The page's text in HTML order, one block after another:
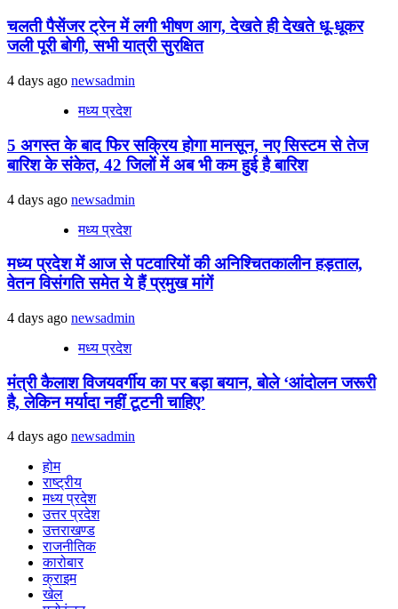
चलती पैसेंजर ट्रेन में लगी भीषण आग, देखते ही देखते धू-धूकर
जली पूरी बोगी, सभी यात्री सुरक्षित
4 days ago newsadmin
मध्य प्रदेश
5 अगस्त के बाद फिर सक्रिय होगा मानसून, नए सिस्टम से तेज
बारिश के संकेत, 42 जिलों में अब भी कम हुई है बारिश
4 days ago newsadmin
मध्य प्रदेश
मध्य प्रदेश में आज से पटवारियों की अनिश्चितकालीन हड़ताल,
वेतन विसंगति समेत ये हैं प्रमुख मांगें
4 days ago newsadmin
मध्य प्रदेश
मंत्री कैलाश विजयवर्गीय का पर बड़ा बयान, बोले ‘आंदोलन जरूरी
है, लेकिन मर्यादा नहीं टूटनी चाहिए’
4 days ago newsadmin
होम
राष्ट्रीय
मध्य प्रदेश
उत्तर प्रदेश
उत्तराखण्ड
राजनीतिक
कारोबार
क्राइम
खेल